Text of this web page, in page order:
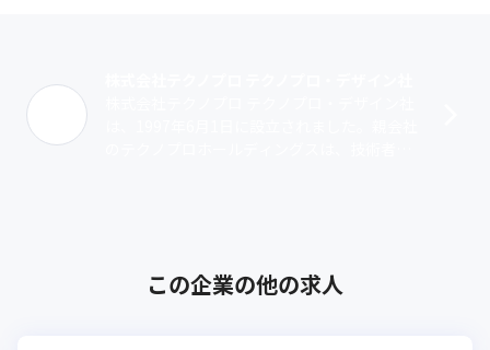
・有給取得日数　　：15.1日
・研修受講人数　　：140,874名
・男性育休取得率　：57％
・デンソーグループ この企業の他の求人